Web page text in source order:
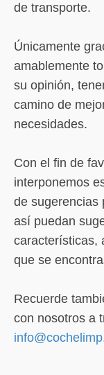
de transporte.
Únicamente
amablemente
su opinión,
camino de
necesidades.
Con el fin de
interponemos
de sugerencias
así puedan
características,
que se
Recuerde
con nosotros a